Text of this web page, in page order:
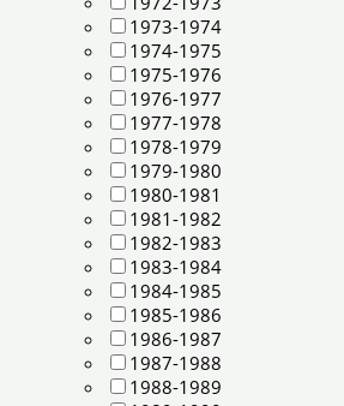
1973-1974
1974-1975
1975-1976
1976-1977
1977-1978
1978-1979
1979-1980
1980-1981
1981-1982
1982-1983
1983-1984
1984-1985
1985-1986
1986-1987
1987-1988
1988-1989